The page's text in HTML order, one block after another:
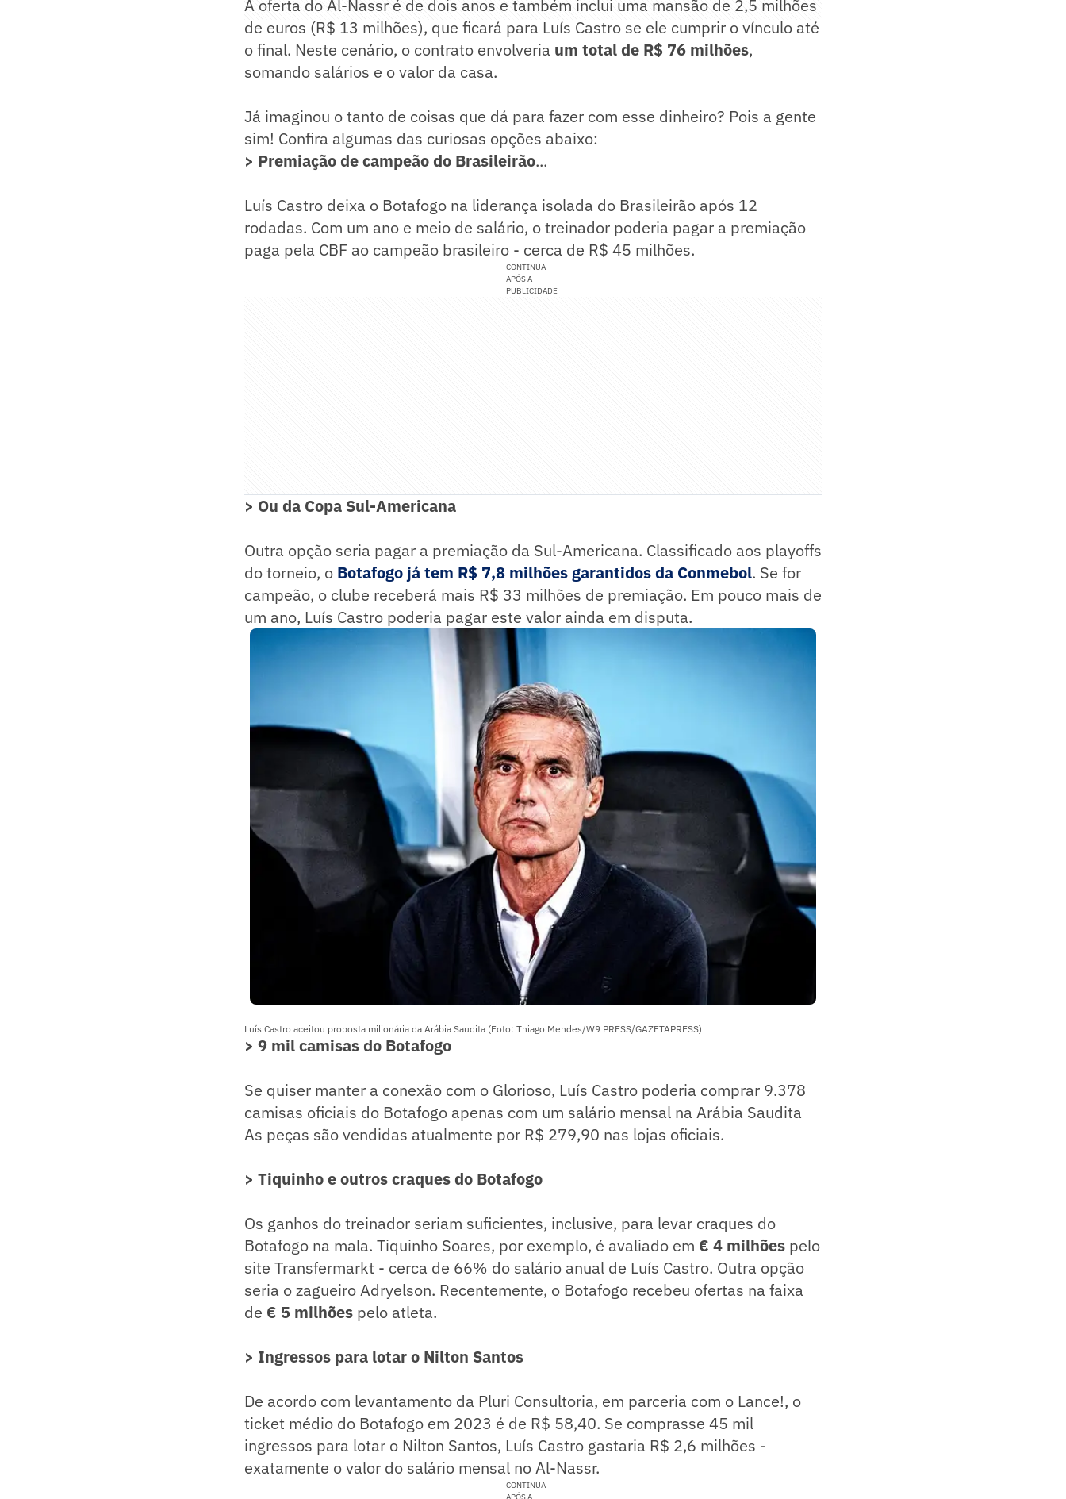
A oferta do Al-Nassr é de dois anos e também inclui uma mansão de 2,5 milhões
de euros (R$ 13 milhões), que ficará para Luís Castro se ele cumprir o vínculo até
o final. Neste cenário, o contrato envolveria um total de R$ 76 milhões,
somando salários e o valor da casa.
Já imaginou o tanto de coisas que dá para fazer com esse dinheiro? Pois a gente
sim! Confira algumas das curiosas opções abaixo:
> Premiação de campeão do Brasileirão...
Luís Castro deixa o Botafogo na liderança isolada do Brasileirão após 12
rodadas. Com um ano e meio de salário, o treinador poderia pagar a premiação
paga pela CBF ao campeão brasileiro - cerca de R$ 45 milhões.
CONTINUA
APÓS A
PUBLICIDADE
> Ou da Copa Sul-Americana
Outra opção seria pagar a premiação da Sul-Americana. Classificado aos playoffs
do torneio, o Botafogo já tem R$ 7,8 milhões garantidos da Conmebol. Se for
campeão, o clube receberá mais R$ 33 milhões de premiação. Em pouco mais de
um ano, Luís Castro poderia pagar este valor ainda em disputa.
Luís Castro aceitou proposta milionária da Arábia Saudita (Foto: Thiago Mendes/W9 PRESS/GAZETAPRESS)
> 9 mil camisas do Botafogo
Se quiser manter a conexão com o Glorioso, Luís Castro poderia comprar 9.378
camisas oficiais do Botafogo apenas com um salário mensal na Arábia Saudita
As peças são vendidas atualmente por R$ 279,90 nas lojas oficiais.
> Tiquinho e outros craques do Botafogo
Os ganhos do treinador seriam suficientes, inclusive, para levar craques do
Botafogo na mala. Tiquinho Soares, por exemplo, é avaliado em € 4 milhões pelo
site Transfermarkt - cerca de 66% do salário anual de Luís Castro. Outra opção
seria o zagueiro Adryelson. Recentemente, o Botafogo recebeu ofertas na faixa
de € 5 milhões pelo atleta.
> Ingressos para lotar o Nilton Santos
De acordo com levantamento da Pluri Consultoria, em parceria com o Lance!, o
ticket médio do Botafogo em 2023 é de R$ 58,40. Se comprasse 45 mil
ingressos para lotar o Nilton Santos, Luís Castro gastaria R$ 2,6 milhões -
exatamente o valor do salário mensal no Al-Nassr.
CONTINUA